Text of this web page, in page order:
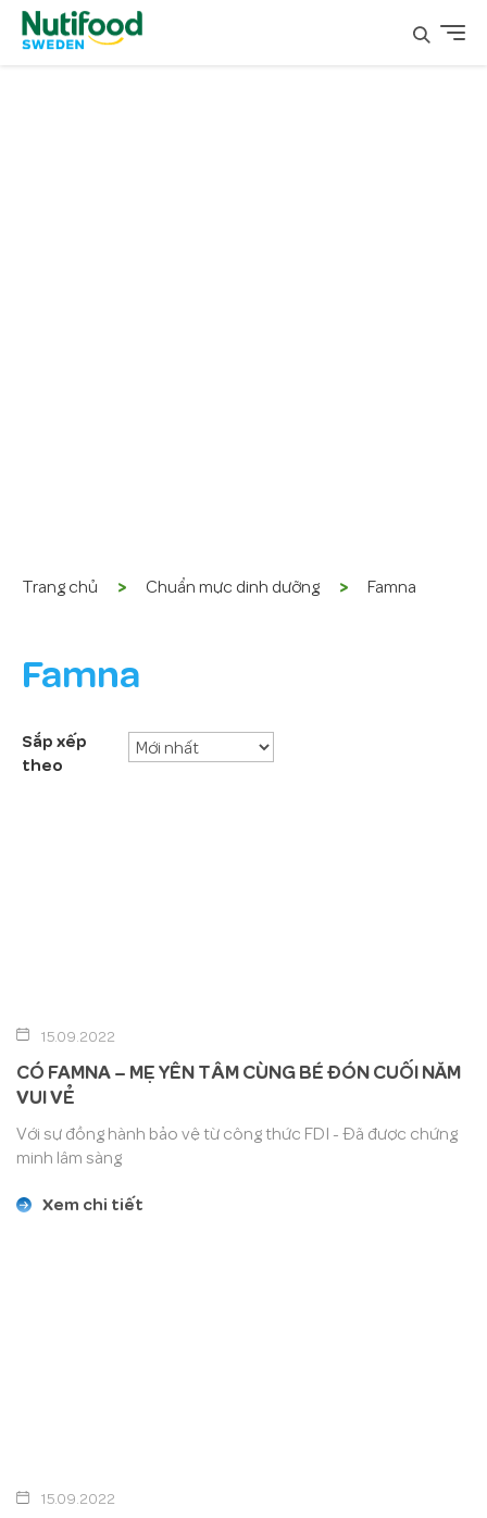
Trang chủ Chuẩn mực dinh dưỡng Famna
Famna
Sắp xếp
theo
15.09.2022
CÓ FAMNA – MẸ YÊN TÂM CÙNG BÉ ĐÓN CUỐI NĂM
VUI VẺ
Với sự đồng hành bảo vệ từ công thức FDI - Đã được chứng
minh lâm sàng
Xem chi tiết
15.09.2022